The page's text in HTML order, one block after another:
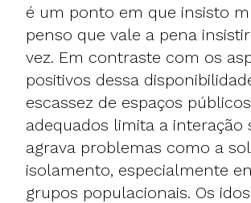
é um ponto em que insisto
penso que vale a pena
vez. Em contraste com os
positivos dessa
escassez de espaços públicos
adequados limita a interação
agrava problemas como a
isolamento, especialmente
grupos populacionais. Os